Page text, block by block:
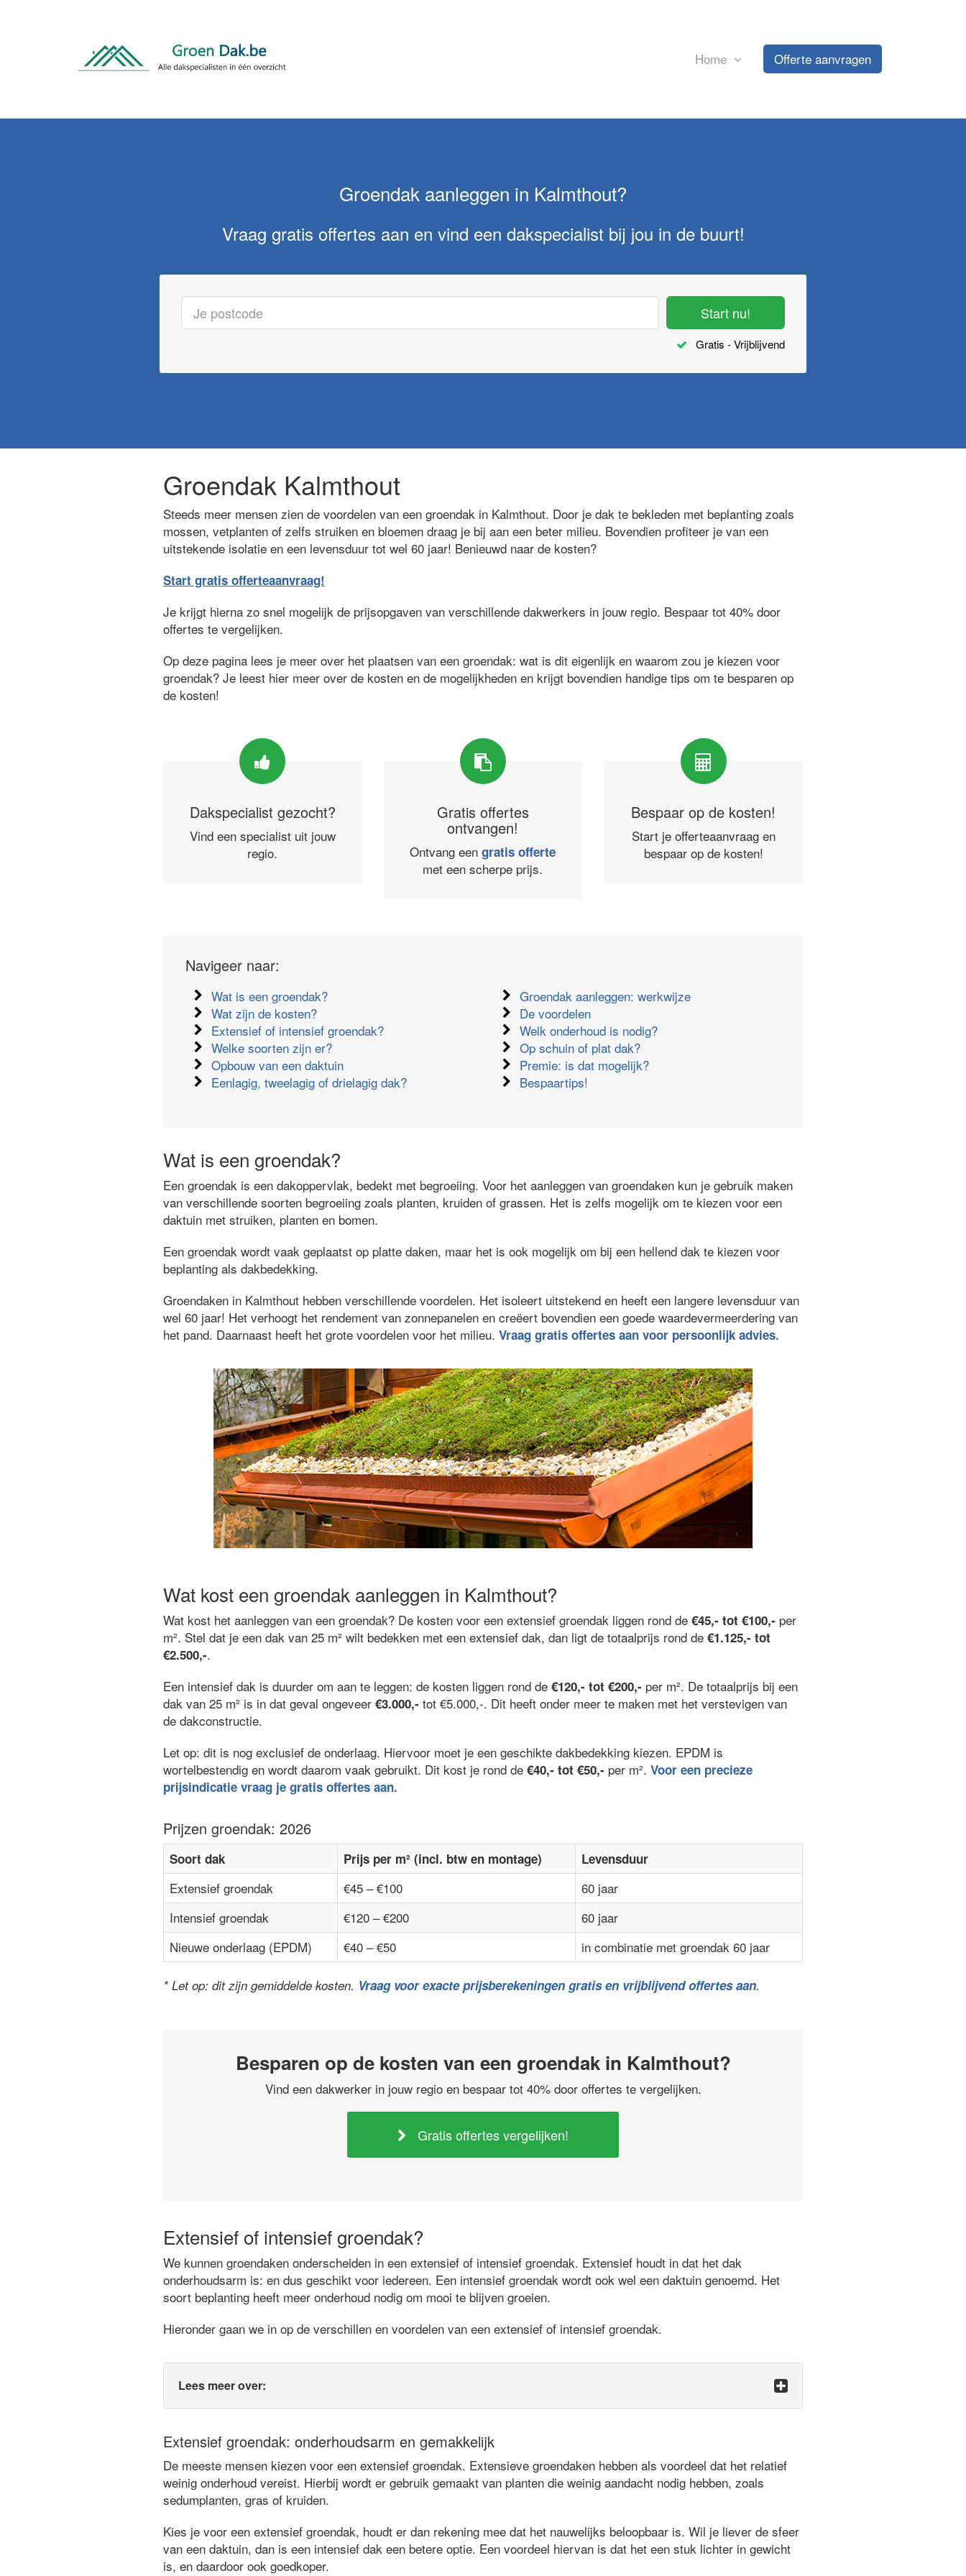
Home Offerte aanvragen
Groendak aanleggen in Kalmthout?
Vraag gratis offertes aan en vind een dakspecialist bij jou in de buurt!
Start nu!
Gratis - Vrijblijvend
Groendak Kalmthout
Steeds meer mensen zien de voordelen van een groendak in Kalmthout. Door je dak te bekleden met beplanting zoals
mossen, vetplanten of zelfs struiken en bloemen draag je bij aan een beter milieu. Bovendien profiteer je van een
uitstekende isolatie en een levensduur tot wel 60 jaar! Benieuwd naar de kosten?
Start gratis offerteaanvraag!
Je krijgt hierna zo snel mogelijk de prijsopgaven van verschillende dakwerkers in jouw regio. Bespaar tot 40% door
offertes te vergelijken.
Op deze pagina lees je meer over het plaatsen van een groendak: wat is dit eigenlijk en waarom zou je kiezen voor
groendak? Je leest hier meer over de kosten en de mogelijkheden en krijgt bovendien handige tips om te besparen op
de kosten!
Dakspecialist gezocht?
Vind een specialist uit jouw
regio.
Gratis offertes
ontvangen!
Ontvang eengratis offerte
met een scherpe prijs.
Bespaar op de kosten!
Start je offerteaanvraag en
bespaar op de kosten!
Navigeer naar:
Wat is een groendak?
Wat zijn de kosten?
Extensief of intensief groendak?
Welke soorten zijn er?
Opbouw van een daktuin
Eenlagig, tweelagig of drielagig dak?
Groendak aanleggen: werkwijze
De voordelen
Welk onderhoud is nodig?
Op schuin of plat dak?
Premie: is dat mogelijk?
Bespaartips!
Wat is een groendak?
Een groendak is een dakoppervlak, bedekt met begroeiing. Voor het aanleggen van groendaken kun je gebruik maken
van verschillende soorten begroeiing zoals planten, kruiden of grassen. Het is zelfs mogelijk om te kiezen voor een
daktuin met struiken, planten en bomen.
Een groendak wordt vaak geplaatst op platte daken, maar het is ook mogelijk om bij een hellend dak te kiezen voor
beplanting als dakbedekking.
Groendaken in Kalmthout hebben verschillende voordelen. Het isoleert uitstekend en heeft een langere levensduur van
wel 60 jaar! Het verhoogt het rendement van zonnepanelen en creëert bovendien een goede waardevermeerdering van
het pand. Daarnaast heeft het grote voordelen voor het milieu. Vraag gratis offertes aan voor persoonlijk advies.
Wat kost een groendak aanleggen in Kalmthout?
Wat kost het aanleggen van een groendak? De kosten voor een extensief groendak liggen rond de €45,- tot €100,- per
m². Stel dat je een dak van 25 m² wilt bedekken met een extensief dak, dan ligt de totaalprijs rond de €1.125,- tot
€2.500,-.
Een intensief dak is duurder om aan te leggen: de kosten liggen rond de €120,- tot €200,- per m². De totaalprijs bij een
dak van 25 m² is in dat geval ongeveer €3.000,- tot €5.000,-. Dit heeft onder meer te maken met het verstevigen van
de dakconstructie.
Let op: dit is nog exclusief de onderlaag. Hiervoor moet je een geschikte dakbedekking kiezen. EPDM is
wortelbestendig en wordt daarom vaak gebruikt. Dit kost je rond de €40,- tot €50,- per m². Voor een precieze
prijsindicatie vraag je gratis offertes aan.
Prijzen groendak: 2026
Soort dak Prijs per m² (incl. btw en montage) Levensduur
Extensief groendak €45 – €100
60 jaar
Intensief groendak
€120 – €200
60 jaar
Nieuwe onderlaag (EPDM)
€40 – €50 in combinatie met groendak 60 jaar
* Let op: dit zijn gemiddelde kosten. Vraag voor exacte prijsberekeningen gratis en vrijblijvend offertes aan.
Besparen op de kosten van een groendak in Kalmthout?
Vind een dakwerker in jouw regio en bespaar tot 40% door offertes te vergelijken.
Gratis offertes vergelijken!
Extensief of intensief groendak?
We kunnen groendaken onderscheiden in een extensief of intensief groendak. Extensief houdt in dat het dak
onderhoudsarm is: en dus geschikt voor iedereen. Een intensief groendak wordt ook wel een daktuin genoemd. Het
soort beplanting heeft meer onderhoud nodig om mooi te blijven groeien.
Hieronder gaan we in op de verschillen en voordelen van een extensief of intensief groendak.
Lees meer over:
Extensief groendak: onderhoudsarm en gemakkelijk
De meeste mensen kiezen voor een extensief groendak. Extensieve groendaken hebben als voordeel dat het relatief
weinig onderhoud vereist. Hierbij wordt er gebruik gemaakt van planten die weinig aandacht nodig hebben, zoals
sedumplanten, gras of kruiden.
Kies je voor een extensief groendak, houdt er dan rekening mee dat het nauwelijks beloopbaar is. Wil je liever de sfeer
van een daktuin, dan is een intensief dak een betere optie. Een voordeel hiervan is dat het een stuk lichter in gewicht
is, en daardoor ook goedkoper.